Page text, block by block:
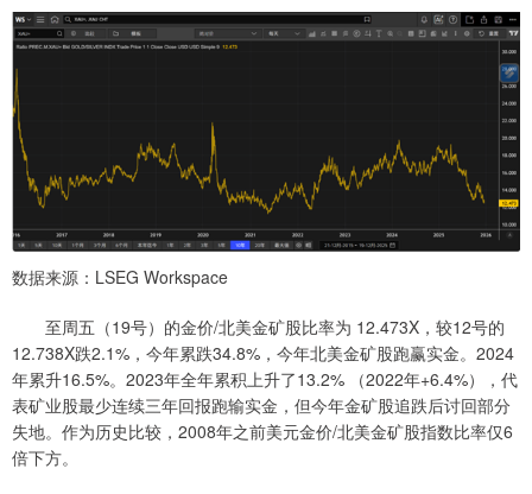
数据来源：LSEG Workspace
至周五（19号）的金价/北美金矿股比率为 12.473X，较12号的
12.738X跌2.1%，今年累跌34.8%，今年北美金矿股跑赢实金。2024
年累升16.5%。2023年全年累积上升了13.2% （2022年+6.4%），代
表矿业股最少连续三年回报跑输实金，但今年金矿股追跌后讨回部分
失地。作为历史比较，2008年之前美元金价/北美金矿股指数比率仅6
倍下方。